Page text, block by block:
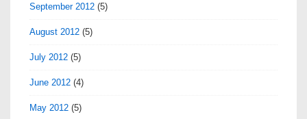
September 2012 (5)
August 2012 (5)
July 2012 (5)
June 2012 (4)
May 2012 (5)